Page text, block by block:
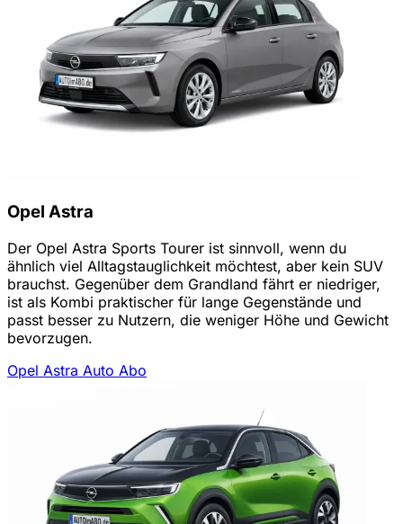
Opel Astra
Der Opel Astra Sports Tourer ist sinnvoll, wenn du
ähnlich viel Alltagstauglichkeit möchtest, aber kein SUV
brauchst. Gegenüber dem Grandland fährt er niedriger,
ist als Kombi praktischer für lange Gegenstände und
passt besser zu Nutzern, die weniger Höhe und Gewicht
bevorzugen.
Opel Astra Auto Abo